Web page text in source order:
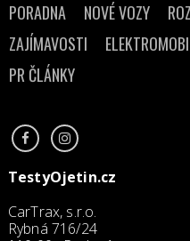
PORADNA
NOVÉ VOZY
ZAJÍMAVOSTI
PR ČLÁNKY
TestyOjetin.cz
CarTrax, s.r.o.
Rybná 716/24